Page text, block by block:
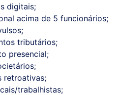
digitais;
acima de 5 funcionários;
tributários;
presencial;
retroativas;
trabalhistas;